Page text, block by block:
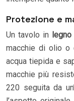
Protezione e
Un tavolo in
macchie di olio o
acqua tiepida e
macchie più
220 seguita da